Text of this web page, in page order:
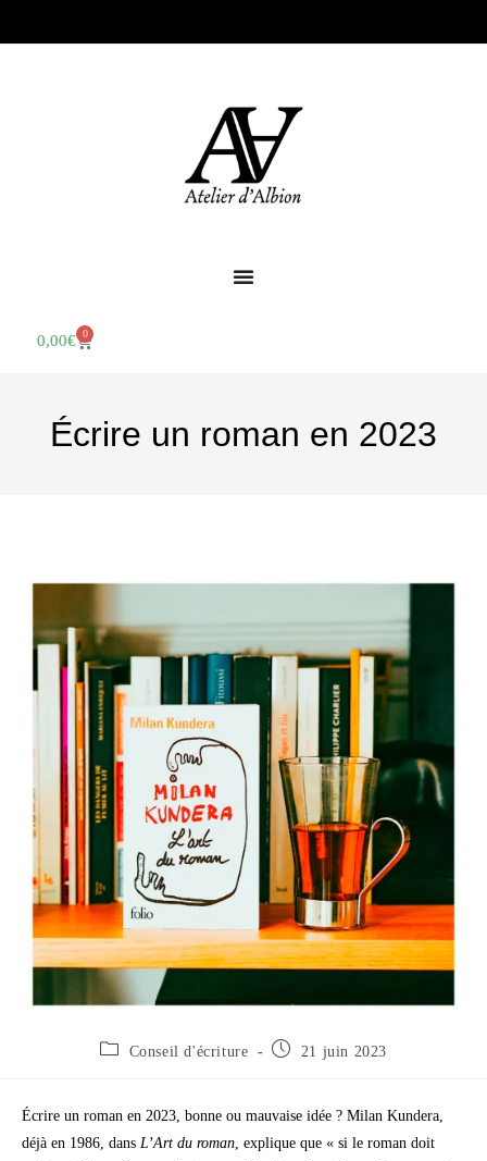
0,00€ 0
Écrire un roman en 2023
Conseil d'écriture 21 juin 2023
Écrire un roman en 2023, bonne ou mauvaise idée ? Milan Kundera,
déjà en 1986, dans L’Art du roman, explique que « si le roman doit